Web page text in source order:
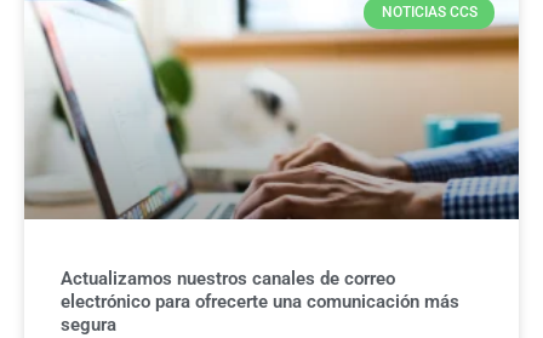
NOTICIAS CCS
Actualizamos nuestros canales de correo
electrónico para ofrecerte una comunicación más
segura